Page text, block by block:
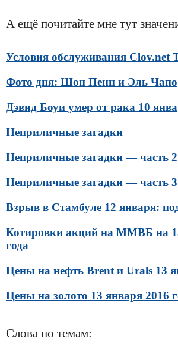
А ещё почитайте мне тут
Условия обслуживания Clov.net
Фото дня: Шон Пенн и Эль Чапо
Дэвид Боуи умер от рака 10
Неприличные загадки
Неприличные загадки — часть 2
Неприличные загадки — часть 3
Взрыв в Стамбуле 12 января:
Котировки акций на ММВБ на
года
Цены на нефть Brent и Urals 13
Цены на золото 13 января 2016
Слова по темам: